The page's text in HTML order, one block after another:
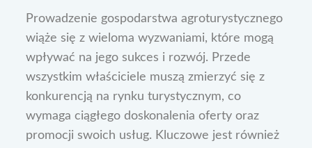
Prowadzenie gospodarstwa agroturystycznego
wiąże się z wieloma wyzwaniami, które mogą
wpływać na jego sukces i rozwój. Przede
wszystkim właściciele muszą zmierzyć się z
konkurencją na rynku turystycznym, co
wymaga ciągłego doskonalenia oferty oraz
promocji swoich usług. Kluczowe jest również